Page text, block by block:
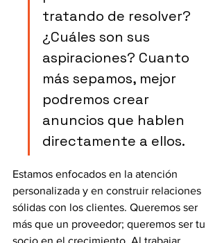
tratando de resolver?
¿Cuáles son sus
aspiraciones? Cuanto
más sepamos, mejor
podremos crear
anuncios que hablen
directamente a ellos.
Estamos enfocados en la atención
personalizada y en construir relaciones
sólidas con los clientes. Queremos ser
más que un proveedor; queremos ser tu
socio en el crecimiento. Al trabajar